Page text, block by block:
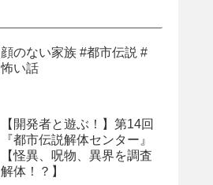
顔のない家族 #都市伝説 #
怖い話
【開発者と遊ぶ！】第14回
『都市伝説解体センター』
【怪異、呪物、異界を調査
解体！？】